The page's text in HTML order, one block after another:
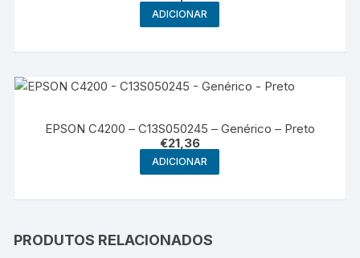
ADICIONAR
EPSON C4200 – C13S050245 – Genérico – Preto
€21,36
ADICIONAR
PRODUTOS RELACIONADOS